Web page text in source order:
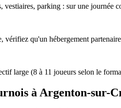
parking : sur une journée
vérifiez qu'un hébergement
large (8 à 11 joueurs selon le
à Argenton-sur-